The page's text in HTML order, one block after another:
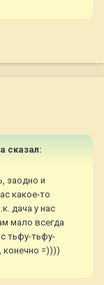
сказал:
заодно и
какое-то
дача у нас
мало всегда
тьфу-тьфу-
конечно =))))